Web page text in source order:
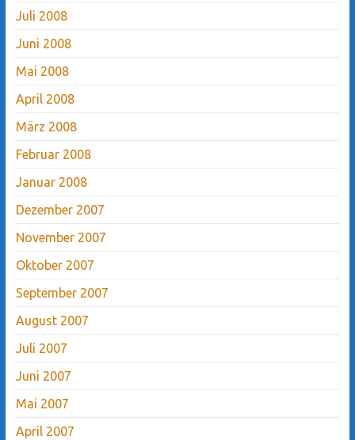
Juli 2008
Juni 2008
Mai 2008
April 2008
März 2008
Februar 2008
Januar 2008
Dezember 2007
November 2007
Oktober 2007
September 2007
August 2007
Juli 2007
Juni 2007
Mai 2007
April 2007